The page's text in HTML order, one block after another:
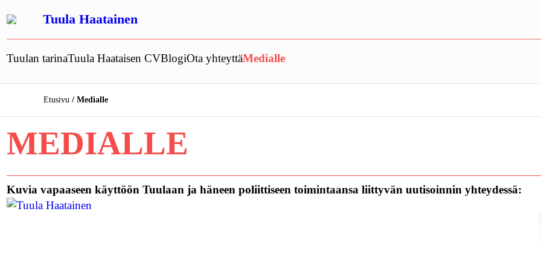
sisältöön
Tuula Haatainen
Tuulan tarinaTuula Haataisen CVBlogiOta yhteyttäMedialle
Etusivu Medialle
MEDIALLE
Kuvia vapaaseen käyttöön Tuulaan ja häneen poliittiseen toimintaansa liittyvän uutisoinnin yhteydessä: